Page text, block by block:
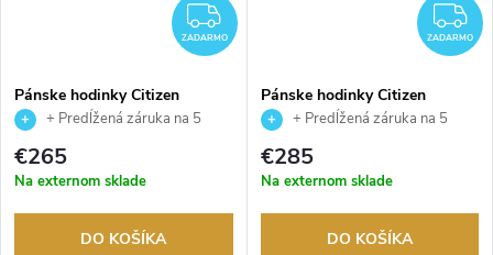
ZADARMO
ZADARMO
Pánske hodinky Citizen
CA4720-52L
+ Predĺžená záruka na 5
rokov. Až 100 dní na vrátenie
tovaru. Autorizovaný predajca.
€265
Na externom sklade
DO KOŠÍKA
ZADARMO
Pánske hodinky Citizen
NJ0210-13L
+ Predĺžená záruka na 5
rokov. Až 100 dní na vrátenie
tovaru. Autorizovaný predajca.
€285
Na externom sklade
DO KOŠÍKA